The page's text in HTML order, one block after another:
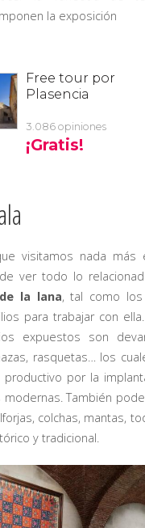
la exposición
visitamos nada más
ver todo lo
la lana, tal como
para trabajar con ella.
expuestos son
rasquetas… los
productivo por la
modernas. También
colchas, mantas,
y tradicional.